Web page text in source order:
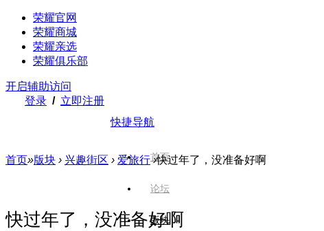
荣耀官网
荣耀商城
荣耀亲选
荣耀俱乐部
开启辅助访问
登录 / 立即注册
快捷导航
首页
论坛
版块
首页»版块 › 兴趣街区 › 爱旅行 ›快过年了，没准备好啊
快过年了，没准备好啊